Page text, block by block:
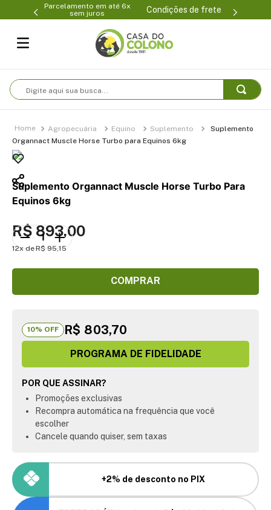
Parcelamento em até 6x
sem juros
Condições de frete
Digite aqui sua busca...
Agropecuária Equino Suplemento
Suplemento
Organnact Muscle Horse Turbo para Equinos 6kg
Suplemento Organnact Muscle Horse Turbo Para
Equinos 6kg
R$893,00
12 R$ 95,15
COMPRAR
10% OFF R$ 803,70
PROGRAMA DE FIDELIDADE
POR QUE ASSINAR?
Promoções exclusivas
Recompra automática na frequência que você
escolher
Cancele quando quiser, sem taxas
+2% de desconto no PIX